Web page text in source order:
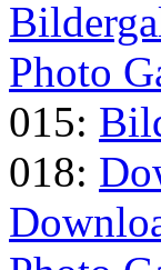
Photo
015:
018: